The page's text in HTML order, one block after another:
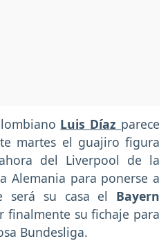
Luis Díaz parece
martes el guajiro figura
del Liverpool de la
Alemania para ponerse a
será su casa el Bayern
finalmente su fichaje para
Bundesliga.